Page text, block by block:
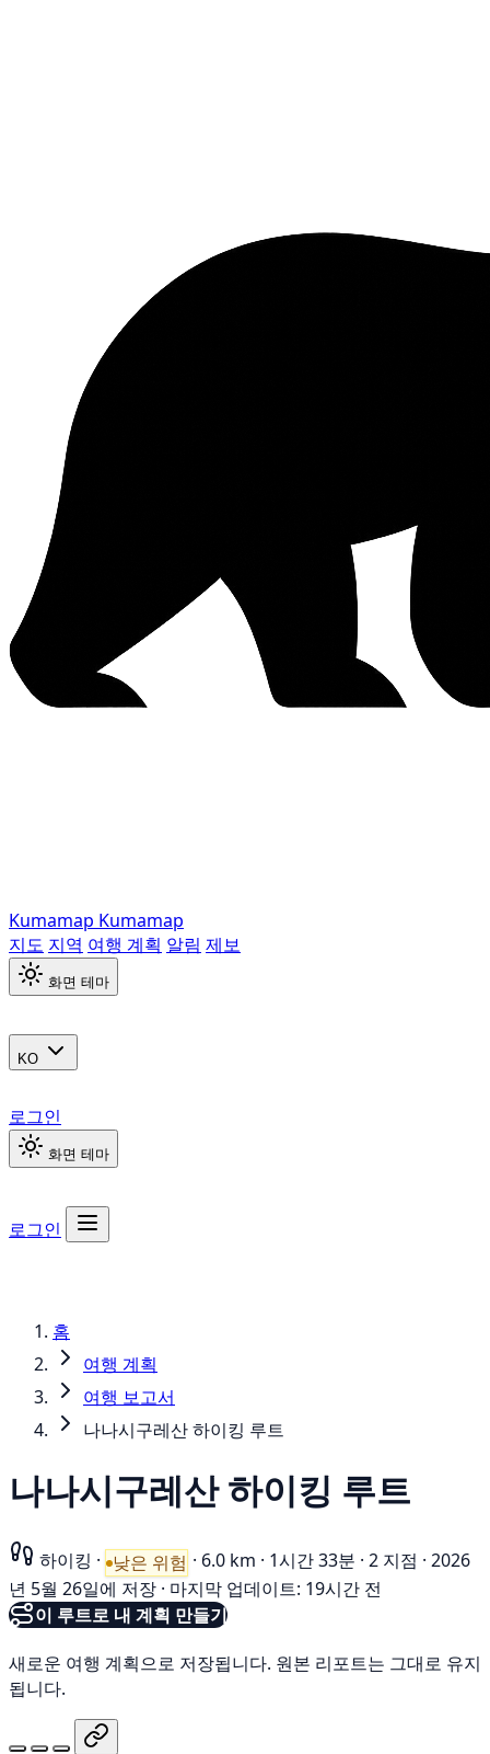
Kumamap Kumamap
지도 지역 여행 계획 알림 제보
화면 테마
KO
로그인
화면 테마
로그인
홈
여행 계획
여행 보고서
나나시구레산 하이킹 루트
나나시구레산 하이킹 루트
하이킹 · 낮은 위험 · 6.0 km · 1시간 33분 · 2 지점 · 2026
년 5월 26일에 저장 · 마지막 업데이트: 19시간 전
이 루트로 내 계획 만들기
새로운 여행 계획으로 저장됩니다. 원본 리포트는 그대로 유지
됩니다.